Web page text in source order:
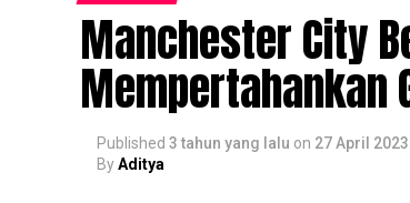
Manchester City
Mempertahankan
Published 3 tahun yang lalu on 27 April 2023
ByAditya